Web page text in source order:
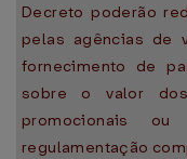
Decreto poderão
pelas agências de
fornecimento de
sobre o valor
promocionais ou
regulamentação